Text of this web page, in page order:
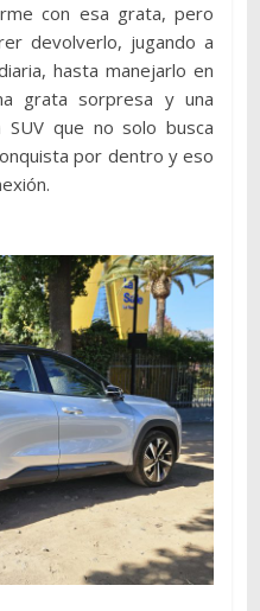
con esa grata, pero
devolverlo, jugando a
hasta manejarlo en
grata sorpresa y una
SUV que no solo busca
por dentro y eso